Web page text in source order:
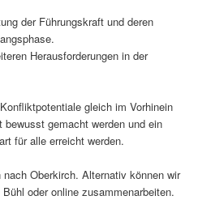
der Führungskraft und deren
Herausforderungen in der
gleich im Vorhinein
gemacht werden und ein
für alle erreicht werden.
Oberkirch. Alternativ können wir
oder online zusammenarbeiten.